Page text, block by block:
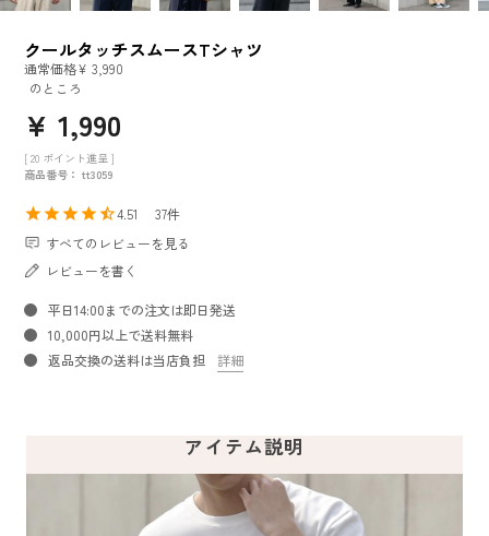
クールタッチスムースTシャツ
通常価格¥ 3,990
のところ
¥ 1,990
[ 20 ポイント進呈 ]
商品番号
tt3059
4.51
37
すべてのレビューを見る
レビューを書く
平日14:00までの注文は即日発送
10,000円以上で送料無料
返品交換の送料は当店負担
詳細
アイテム説明